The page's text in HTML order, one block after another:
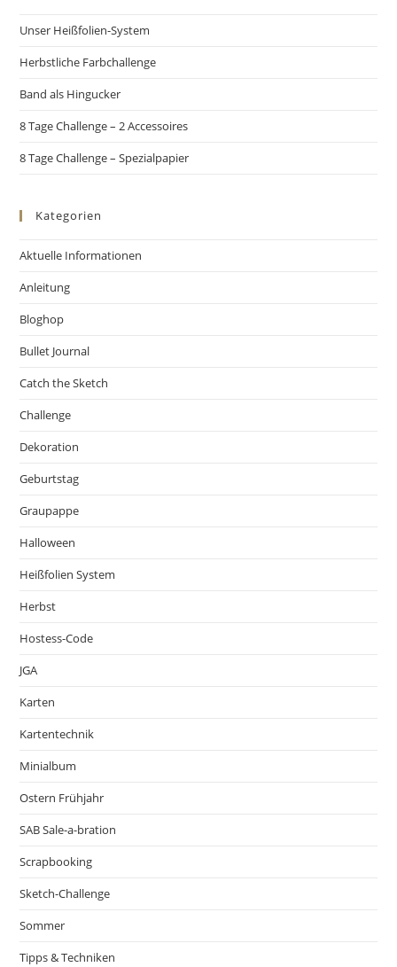
Unser Heißfolien-System
Herbstliche Farbchallenge
Band als Hingucker
8 Tage Challenge – 2 Accessoires
8 Tage Challenge – Spezialpapier
Kategorien
Aktuelle Informationen
Anleitung
Bloghop
Bullet Journal
Catch the Sketch
Challenge
Dekoration
Geburtstag
Graupappe
Halloween
Heißfolien System
Herbst
Hostess-Code
JGA
Karten
Kartentechnik
Minialbum
Ostern Frühjahr
SAB Sale-a-bration
Scrapbooking
Sketch-Challenge
Sommer
Tipps & Techniken